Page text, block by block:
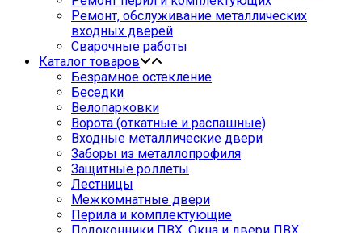
Ремонт, обслуживание металлических
входных дверей
Сварочные работы
Каталог товаров
Безрамное остекление
Беседки
Велопарковки
Ворота (откатные и распашные)
Входные металлические двери
Заборы из металлопрофиля
Защитные роллеты
Лестницы
Межкомнатные двери
Перила и комплектующие